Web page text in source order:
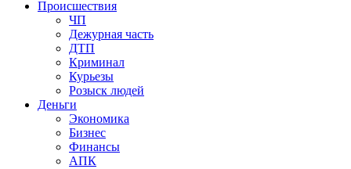
Происшествия
ЧП
Дежурная часть
ДТП
Криминал
Курьезы
Розыск людей
Деньги
Экономика
Бизнес
Финансы
АПК